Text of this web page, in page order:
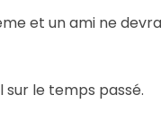
et un ami ne
le temps passé.